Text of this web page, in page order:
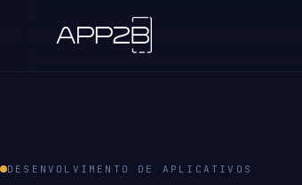
DESENVOLVIMENTO DE APLICATIVOS